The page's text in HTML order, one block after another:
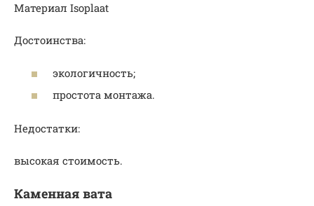
Материал Isoplaat
Достоинства:
экологичность;
простота монтажа.
Недостатки:
высокая стоимость.
Каменная вата